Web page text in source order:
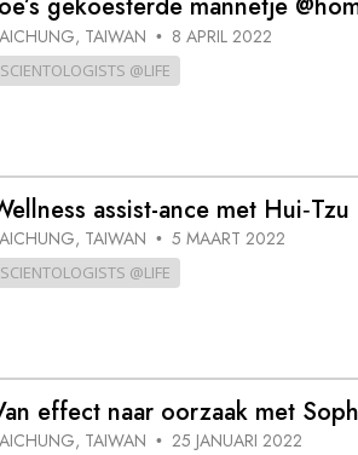
gekoesterde mannetje
TAIWAN • 8 APRIL 2022
SCIENTOLOGISTS @LIFE
assist-ance met Hui‑Tzu
TAIWAN • 5 MAART 2022
SCIENTOLOGISTS @LIFE
effect naar oorzaak met
TAIWAN • 25 JANUARI 2022